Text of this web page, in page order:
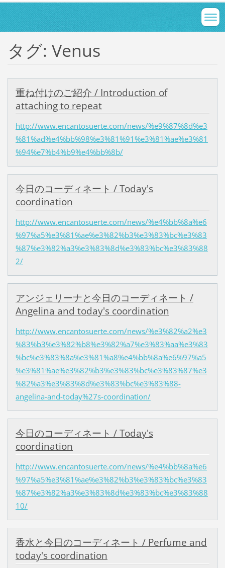
タグ: Venus
重ね付けのご紹介 / Introduction of
attaching to repeat
http://www.encantosuerte.com/news/%e9%87%8d%e3
%81%ad%e4%bb%98%e3%81%91%e3%81%ae%e3%81
%94%e7%b4%b9%e4%bb%8b/
今日のコーディネート / Today's
coordination
http://www.encantosuerte.com/news/%e4%bb%8a%e6
%97%a5%e3%81%ae%e3%82%b3%e3%83%bc%e3%83
%87%e3%82%a3%e3%83%8d%e3%83%bc%e3%83%88
2/
アンジェリーナと今日のコーディネート /
Angelina and today's coordination
http://www.encantosuerte.com/news/%e3%82%a2%e3
%83%b3%e3%82%b8%e3%82%a7%e3%83%aa%e3%83
%bc%e3%83%8a%e3%81%a8%e4%bb%8a%e6%97%a5
%e3%81%ae%e3%82%b3%e3%83%bc%e3%83%87%e3
%82%a3%e3%83%8d%e3%83%bc%e3%83%88-
angelina-and-today%27s-coordination/
今日のコーディネート / Today's
coordination
http://www.encantosuerte.com/news/%e4%bb%8a%e6
%97%a5%e3%81%ae%e3%82%b3%e3%83%bc%e3%83
%87%e3%82%a3%e3%83%8d%e3%83%bc%e3%83%88
10/
香水と今日のコーディネート / Perfume and
today's coordination